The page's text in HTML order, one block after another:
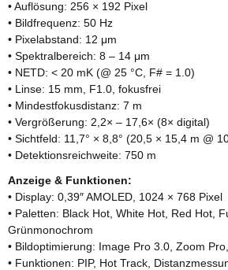
• Auflösung: 256 × 192 Pixel
• Bildfrequenz: 50 Hz
• Pixelabstand: 12 μm
• Spektralbereich: 8 – 14 μm
• NETD: < 20 mK (@ 25 °C, F# = 1.0)
• Linse: 15 mm, F1.0, fokusfrei
• Mindestfokusdistanz: 7 m
• Vergrößerung: 2,2× – 17,6× (8× digital)
• Sichtfeld: 11,7° × 8,8° (20,5 × 15,4 m @
• Detektionsreichweite: 750 m
Anzeige & Funktionen:
• Display: 0,39″ AMOLED, 1024 × 768 Pixel
• Paletten: Black Hot, White Hot, Red Hot,
Grünmonochrom
• Bildoptimierung: Image Pro 3.0, Zoom
• Funktionen: PIP, Hot Track,